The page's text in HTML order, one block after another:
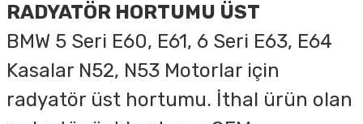
RADYATÖR HORTUMU ÜST
BMW 5 Seri E60, E61, 6 Seri E63, E64
Kasalar N52, N53 Motorlar için
radyatör üst hortumu. İthal ürün olan